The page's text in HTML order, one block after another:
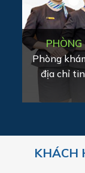
CƠ
Là một
phòng
KHÁCH